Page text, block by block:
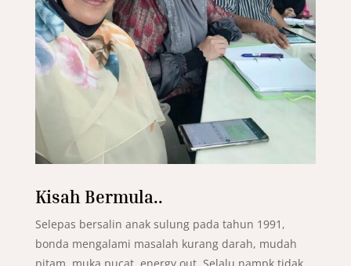
Kisah Bermula..
Selepas bersalin anak sulung pada tahun 1991,
bonda mengalami masalah kurang darah, mudah